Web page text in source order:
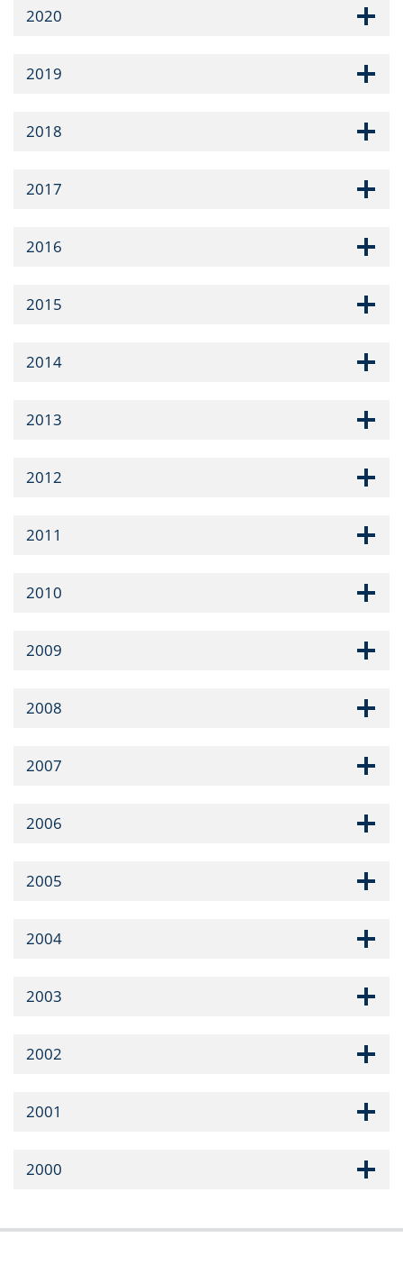
2020
2019
2018
2017
2016
2015
2014
2013
2012
2011
2010
2009
2008
2007
2006
2005
2004
2003
2002
2001
2000